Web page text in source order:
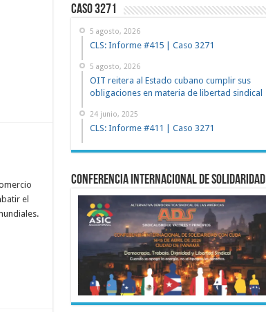
el
Caso 3271
5 agosto, 2026
CLS: Informe #415 | Caso 3271
5 agosto, 2026
OIT reitera al Estado cubano cumplir sus
obligaciones en materia de libertad sindical
24 junio, 2025
CLS: Informe #411 | Caso 3271
Conferencia Internacional de Solidaridad